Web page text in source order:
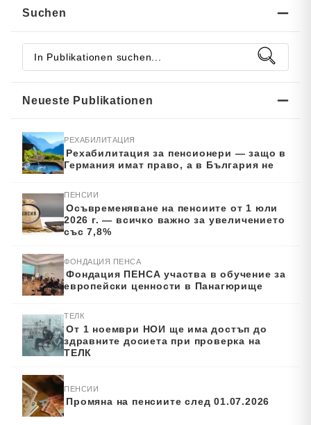
Suchen
Neueste Publikationen
РЕХАБИЛИТАЦИЯ
Рехабилитация за пенсионери — защо в
Германия имат право, а в България не
ПЕНСИИ
Осъвременяване на пенсиите от 1 юли
2026 г. — всичко важно за увеличението
със 7,8%
ФОНДАЦИЯ ПЕНСА
Фондация ПЕНСА участва в обучение за
европейски ценности в Панагюрище
ТЕЛК
От 1 ноември НОИ ще има достъп до
здравните досиета при проверка на
ТЕЛК
ПЕНСИИ
Промяна на пенсиите след 01.07.2026